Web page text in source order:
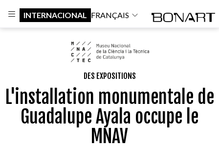
INTERNACIONAL FRANÇAIS
DES EXPOSITIONS
L'installation monumentale de
Guadalupe Ayala occupe le
MNAV